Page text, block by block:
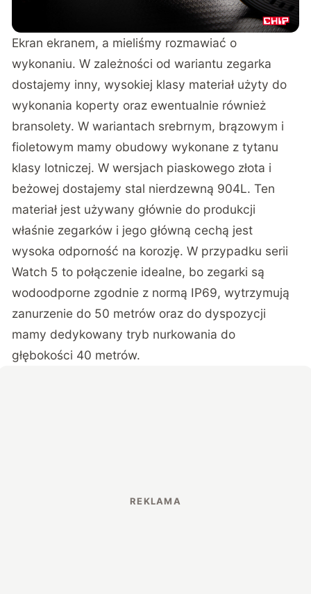
Ekran ekranem, a mieliśmy rozmawiać o
wykonaniu. W zależności od wariantu zegarka
dostajemy inny, wysokiej klasy materiał użyty do
wykonania koperty oraz ewentualnie również
bransolety. W wariantach srebrnym, brązowym i
fioletowym mamy obudowy wykonane z tytanu
klasy lotniczej. W wersjach piaskowego złota i
beżowej dostajemy stal nierdzewną 904L. Ten
materiał jest używany głównie do produkcji
właśnie zegarków i jego główną cechą jest
wysoka odporność na korozję. W przypadku serii
Watch 5 to połączenie idealne, bo zegarki są
wodoodporne zgodnie z normą IP69, wytrzymują
zanurzenie do 50 metrów oraz do dyspozycji
mamy dedykowany tryb nurkowania do
głębokości 40 metrów.